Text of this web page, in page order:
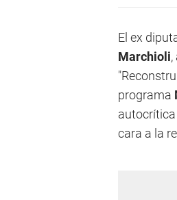
El ex
Marchioli
programa
autocrítica
cara a la